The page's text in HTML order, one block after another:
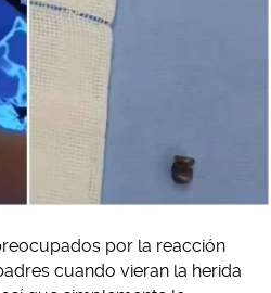
por la reacción
cuando vieran la herida